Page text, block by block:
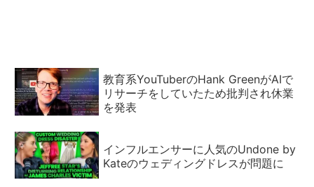
教育系YouTuberのHank GreenがAIで
リサーチをしていたため批判され休業
を発表
インフルエンサーに人気のUndone by
Kateのウェディングドレスが問題に